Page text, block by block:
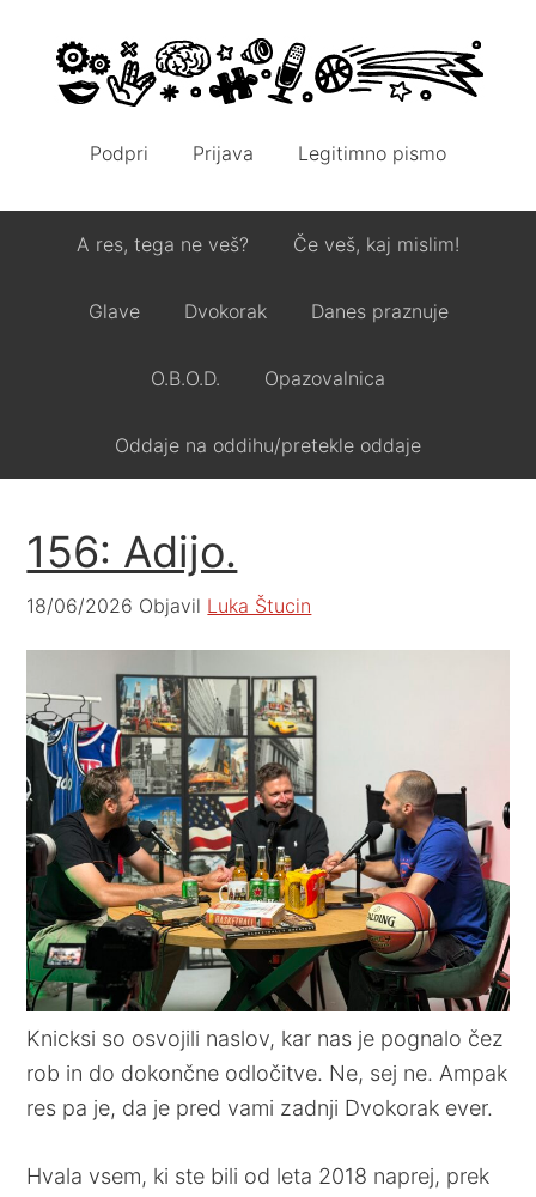
Podpri Prijava Legitimno pismo
A res, tega ne veš? Če veš, kaj mislim!
Glave Dvokorak Danes praznuje
O.B.O.D. Opazovalnica
Oddaje na oddihu/pretekle oddaje
156: Adijo.
18/06/2026 Objavil Luka Štucin
Knicksi so osvojili naslov, kar nas je pognalo čez
rob in do dokončne odločitve. Ne, sej ne. Ampak
res pa je, da je pred vami zadnji Dvokorak ever.
Hvala vsem, ki ste bili od leta 2018 naprej, prek